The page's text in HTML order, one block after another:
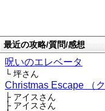
最近の攻略/質問/感想
呪いのエレベータ
└ 坪さん
Christmas Escape （
├ アイスさん
├ アイスさん